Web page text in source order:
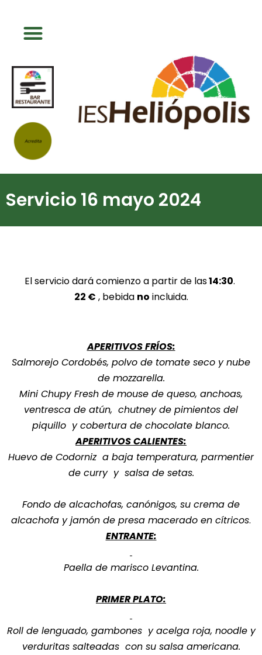
Servicio 16 mayo 2024
El servicio dará comienzo a partir de las14:30.
22 € , bebida no incluida.
APERITIVOS FRÍOS:
Salmorejo Cordobés, polvo de tomate seco y nube
de mozzarella.
Mini Chupy Fresh de mouse de queso, anchoas,
ventresca de atún, chutney de pimientos del
piquillo y cobertura de chocolate blanco.
APERITIVOS CALIENTES:
Huevo de Codorniz a baja temperatura, parmentier
de curry y salsa de setas.
Fondo de alcachofas, canónigos, su crema de
alcachofa y jamón de presa macerado en cítricos.
ENTRANTE:
Paella de marisco Levantina.
PRIMER PLATO:
Roll de lenguado, gambones y acelga roja, noodle y
verduritas salteadas con su salsa americana.